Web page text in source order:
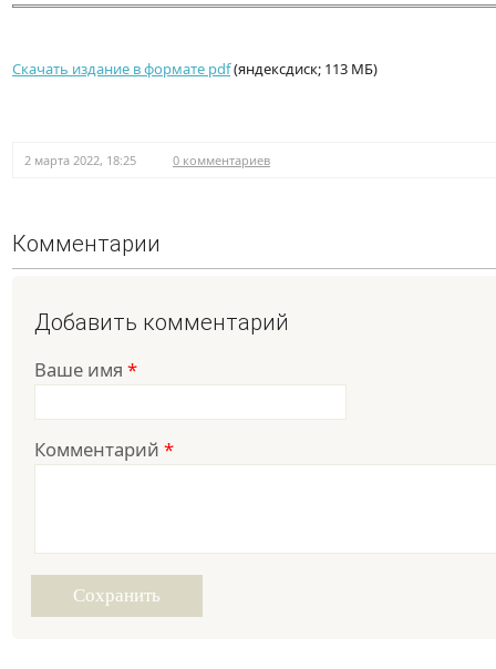
Скачать издание в формате pdf(яндексдиск; 113 МБ)
2 марта 2022, 18:25 0 комментариев
Комментарии
Добавить комментарий
Ваше имя *
Комментарий *